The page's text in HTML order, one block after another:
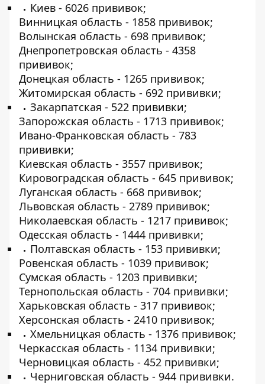
Киев - 6026 прививок;
Винницкая область - 1858 прививок;
Волынская область - 698 прививок;
Днепропетровская область - 4358
прививок;
Донецкая область - 1265 прививок;
Житомирская область - 692 прививки;
Закарпатская - 522 прививки;
Запорожская область - 1713 прививок;
Ивано-Франковская область - 783
прививки;
Киевская область - 3557 прививок;
Кировоградская область - 645 прививок;
Луганская область - 668 прививок;
Львовская область - 2789 прививок;
Николаевская область - 1217 прививок;
Одесская область - 1444 прививки;
Полтавская область - 153 прививки;
Ровенская область - 1039 прививок;
Сумская область - 1203 прививки;
Тернопольская область - 704 прививки;
Харьковская область - 317 прививок;
Херсонская область - 2410 прививок;
Хмельницкая область - 1376 прививок;
Черкасская область - 1134 прививки;
Черновицкая область - 452 прививки;
Черниговская область - 944 прививки.